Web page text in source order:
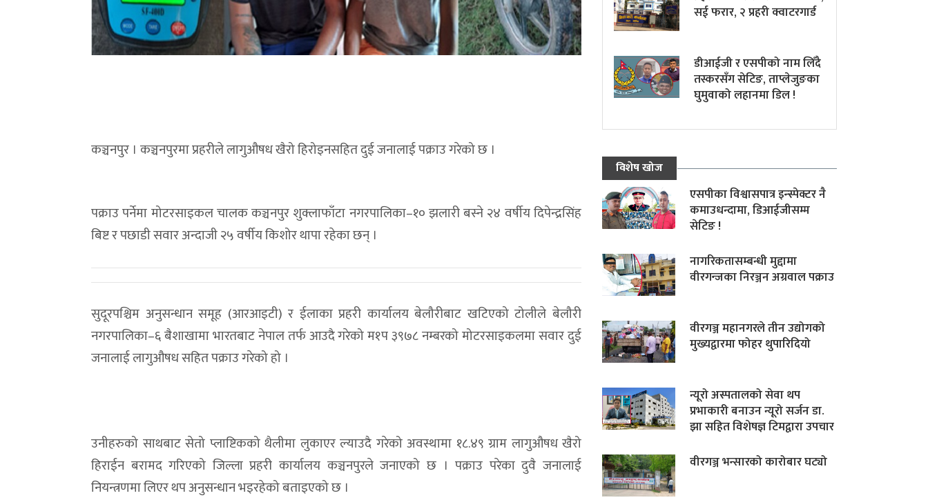
कञ्चनपुर । कञ्चनपुरमा प्रहरीले लागुऔषध खैरो हिरोइनसहित दुई जनालाई पक्राउ गरेको छ ।
पक्राउ पर्नेमा मोटरसाइकल चालक कञ्चनपुर शुक्लाफाँटा नगरपालिका–१० झलारी बस्ने २४ वर्षीय दिपेन्द्रसिंह
बिष्ट र पछाडी सवार अन्दाजी २५ वर्षीय किशोर थापा रहेका छन् ।
सुदूरपश्चिम अनुसन्धान समूह (आरआइटी) र ईलाका प्रहरी कार्यालय बेलौरीबाट खटिएको टोलीले बेलौरी
नगरपालिका–६ बैशाखामा भारतबाट नेपाल तर्फ आउदै गरेको म१प ३९७८ नम्बरको मोटरसाइकलमा सवार दुई
जनालाई लागुऔषध सहित पक्राउ गरेको हो ।
उनीहरुको साथबाट सेतो प्लाष्टिकको थैलीमा लुकाएर ल्याउदै गरेको अवस्थामा १८.४९ ग्राम लागुऔषध खैरो
हिराईन बरामद गरिएको जिल्ला प्रहरी कार्यालय कञ्चनपुरले जनाएको छ । पक्राउ परेका दुवै जनालाई
नियन्त्रणमा लिएर थप अनुसन्धान भइरहेको बताइएको छ ।
सई फरार, २ प्रहरी क्वाटरगार्ड
डीआईजी र एसपीको नाम लिँदै
तस्करसँग सेटिङ, ताप्लेजुङका
घुमुवाको लहानमा डिल !
विशेष खोज
एसपीका विश्वासपात्र इन्स्पेक्टर नै
कमाउधन्दामा, डिआईजीसम्म
सेटिङ !
नागरिकतासम्बन्धी मुद्दामा
वीरगन्जका निरञ्जन अग्रवाल पक्राउ
वीरगञ्ज महानगरले तीन उद्योगको
मुख्यद्वारमा फोहर थुपारिदियो
न्यूरो अस्पतालको सेवा थप
प्रभाकारी बनाउन न्यूरो सर्जन डा.
झा सहित विशेषज्ञ टिमद्वारा उपचार
वीरगञ्ज भन्सारको कारोबार घट्यो